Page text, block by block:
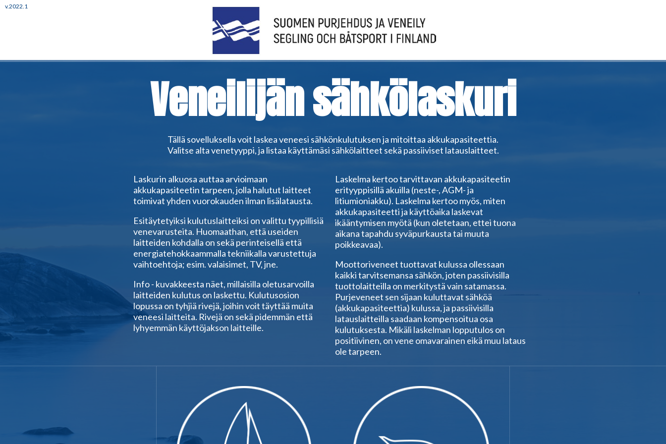
v.2022.1
Veneilijän sähkölaskuri
Tällä sovelluksella voit laskea veneesi sähkönkulutuksen ja mitoittaa akkukapasiteettia.
Valitse alta venetyyppi, ja listaa käyttämäsi sähkölaitteet sekä passiiviset latauslaitteet.
Laskurin alkuosa auttaa arvioimaan
akkukapasiteetin tarpeen, jolla halutut laitteet
toimivat yhden vuorokauden ilman lisälatausta.
Esitäytetyiksi kulutuslaitteiksi on valittu tyypillisiä
venevarusteita. Huomaathan, että useiden
laitteiden kohdalla on sekä perinteisellä että
energiatehokkaammalla tekniikalla varustettuja
vaihtoehtoja; esim. valaisimet, TV, jne.
Info - kuvakkeesta näet, millaisilla oletusarvoilla
laitteiden kulutus on laskettu. Kulutusosion
lopussa on tyhjiä rivejä, joihin voit täyttää muita
veneesi laitteita. Rivejä on sekä pidemmän että
lyhyemmän käyttöjakson laitteille.
Laskelma kertoo tarvittavan akkukapasiteetin
erityyppisillä akuilla (neste-, AGM- ja
litiumioniakku). Laskelma kertoo myös, miten
akkukapasiteetti ja käyttöaika laskevat
ikääntymisen myötä (kun oletetaan, ettei tuona
aikana tapahdu syväpurkausta tai muuta
poikkeavaa).
Moottoriveneet tuottavat kulussa ollessaan
kaikki tarvitsemansa sähkön, joten passiivisilla
tuottolaitteilla on merkitystä vain satamassa.
Purjeveneet sen sijaan kuluttavat sähköä
(akkukapasiteettia) kulussa, ja passiivisilla
latauslaitteilla saadaan kompensoitua osa
kulutuksesta. Mikäli laskelman lopputulos on
positiivinen, on vene omavarainen eikä muu lataus
ole tarpeen.